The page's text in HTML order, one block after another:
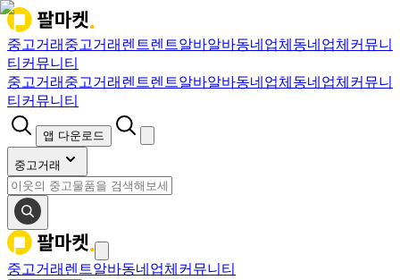
중고거래 중고거래 렌트렌트알바알바동네업체 동네업체 커뮤니
티 커뮤니티
중고거래 중고거래 렌트렌트알바알바동네업체 동네업체 커뮤니
티 커뮤니티
앱 다운로드
중고거래
중고거래 렌트알바동네업체 커뮤니티